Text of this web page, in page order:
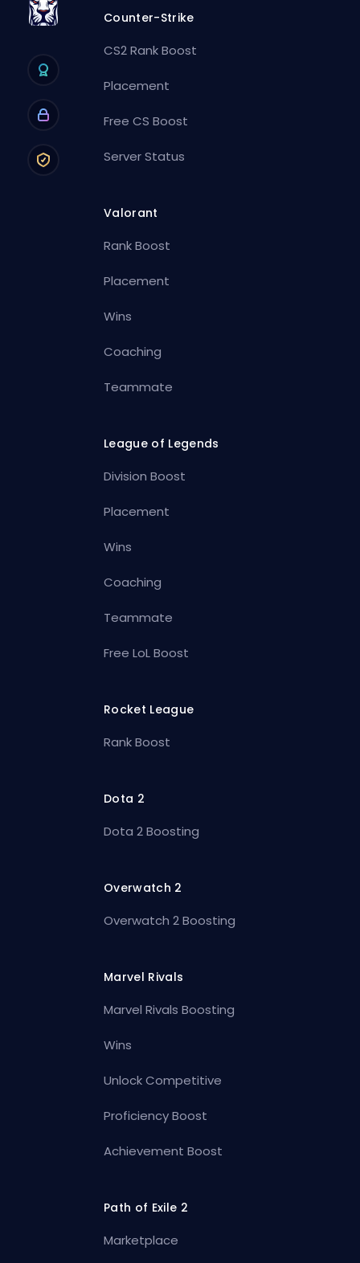
Counter-Strike
CS2 Rank Boost
Placement
Free CS Boost
Server Status
Valorant
Rank Boost
Placement
Wins
Coaching
Teammate
League of Legends
Division Boost
Placement
Wins
Coaching
Teammate
Free LoL Boost
Rocket League
Rank Boost
Dota 2
Dota 2 Boosting
Overwatch 2
Overwatch 2 Boosting
Marvel Rivals
Marvel Rivals Boosting
Wins
Unlock Competitive
Proficiency Boost
Achievement Boost
Path of Exile 2
Marketplace